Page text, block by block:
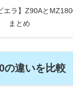
エラ】Z90Aと
まとめ
の違いを比較